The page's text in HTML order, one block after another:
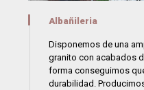
Albañileria
Disponemos de una
granito con acabados
forma conseguimos
durabilidad.